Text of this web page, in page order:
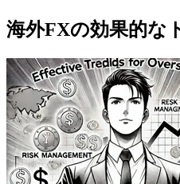
海外FXの効果的な